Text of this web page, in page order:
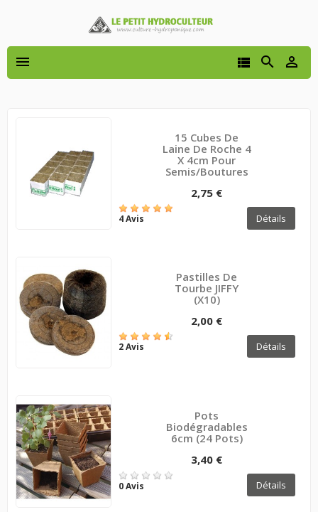
 


15 Cubes De
Laine De Roche 4
X 4cm Pour
Semis/boutures
2,75 €
4 Avis Détails
Pastilles De
Tourbe JIFFY
(x10)
2,00 €
2 Avis Détails
Pots
Biodégradables
6cm (24 Pots)
3,40 €
0 Avis Détails